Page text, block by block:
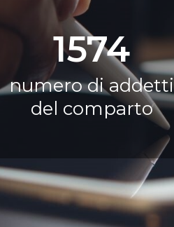
1574
numero di addetti
del comparto